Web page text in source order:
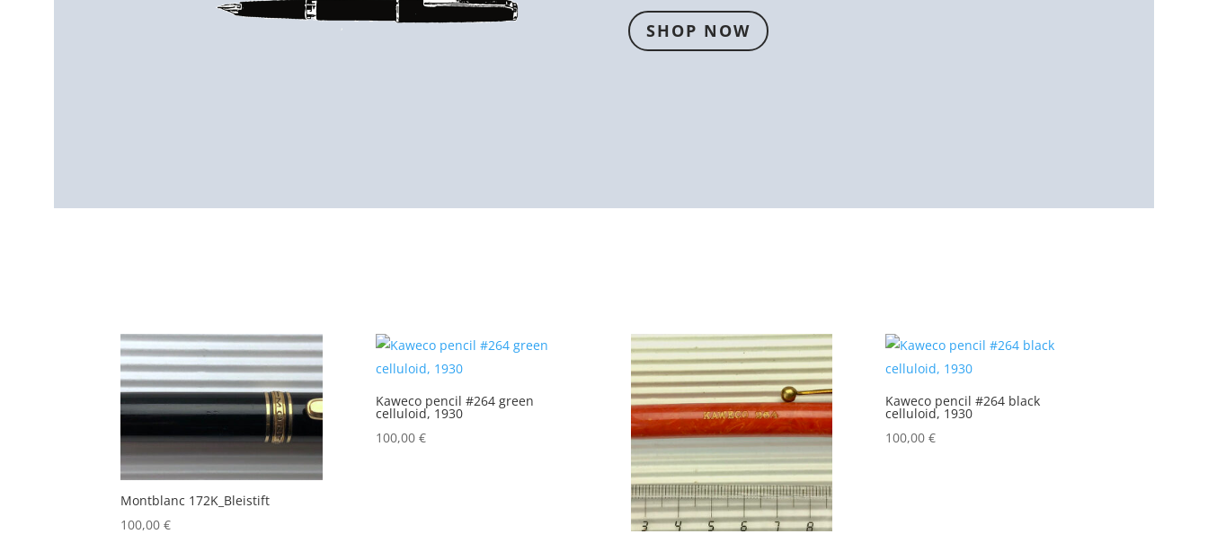
SHOP NOW
Montblanc 172K_Bleistift
100,00€
Kaweco pencil #264 green
celluloid, 1930
100,00 €
Kaweco pencil #264 black
celluloid, 1930
100,00€